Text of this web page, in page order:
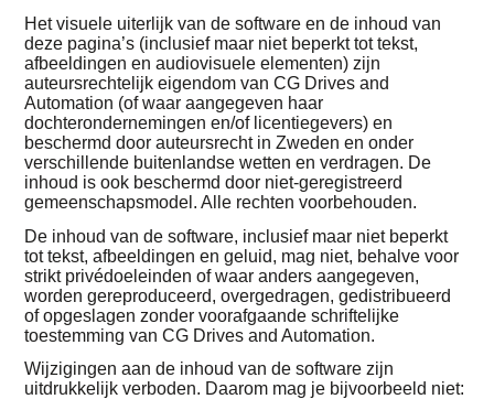
Het visuele uiterlijk van de software en de inhoud van
deze pagina’s (inclusief maar niet beperkt tot tekst,
afbeeldingen en audiovisuele elementen) zijn
auteursrechtelijk eigendom van CG Drives and
Automation (of waar aangegeven haar
dochterondernemingen en/of licentiegevers) en
beschermd door auteursrecht in Zweden en onder
verschillende buitenlandse wetten en verdragen. De
inhoud is ook beschermd door niet-geregistreerd
gemeenschapsmodel. Alle rechten voorbehouden.
De inhoud van de software, inclusief maar niet beperkt
tot tekst, afbeeldingen en geluid, mag niet, behalve voor
strikt privédoeleinden of waar anders aangegeven,
worden gereproduceerd, overgedragen, gedistribueerd
of opgeslagen zonder voorafgaande schriftelijke
toestemming van CG Drives and Automation.
Wijzigingen aan de inhoud van de software zijn
uitdrukkelijk verboden. Daarom mag je bijvoorbeeld niet: